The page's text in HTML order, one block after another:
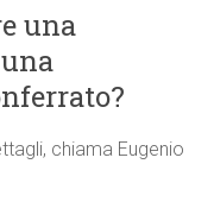
una
chiama Eugenio